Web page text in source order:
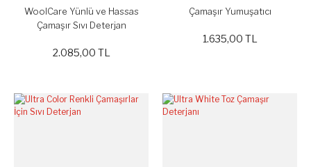
WoolCare Yünlü ve Hassas
Çamaşır Sıvı Deterjan
2.085,00 TL
Çamaşır Yumuşatıcı
1.635,00 TL